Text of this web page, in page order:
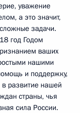
уважение
а это значит,
задачи.
год Годом
ваших
нашими
и поддержку,
развитие нашей
страны, чья
сила России.